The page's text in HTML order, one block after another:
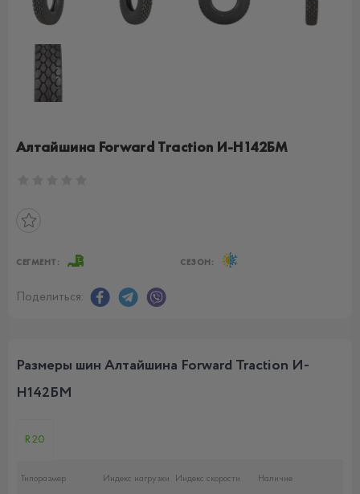
Алтайшина Forward Traction И-Н142БМ
СЕГМЕНТ: СЕЗОН:
Поделиться:
Размеры шин Алтайшина Forward Traction И-
Н142БМ
R20
Типоразмер Индекс нагрузки Индекс скорости
Наличие